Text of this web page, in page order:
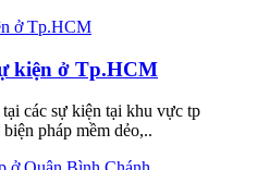
kiện ở Tp.HCM
các sự kiện tại khu vực tp
pháp mềm dẻo,..